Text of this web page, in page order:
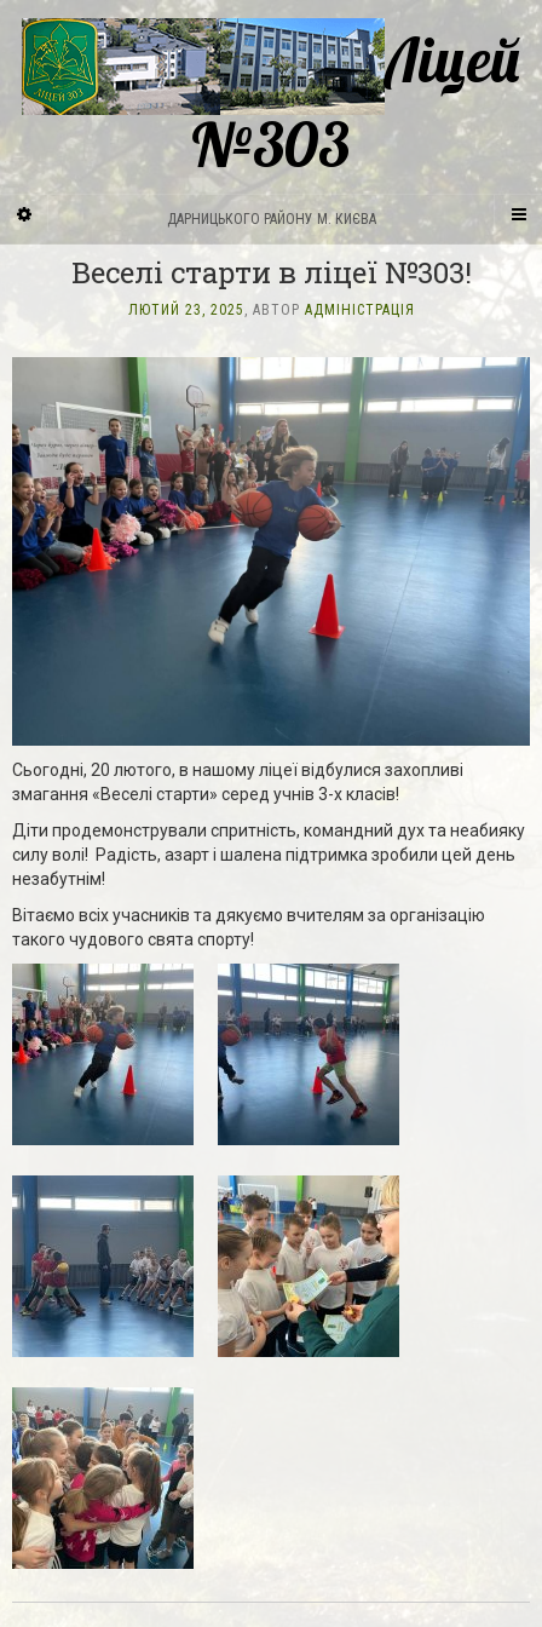
Ліцей
№303
ДАРНИЦЬКОГО РАЙОНУ М. КИЄВА
Веселі старти в ліцеї №303!
ЛЮТИЙ 23, 2025 , АВТОР АДМІНІСТРАЦІЯ
Сьогодні, 20 лютого, в нашому ліцеї відбулися захопливі
змагання «Веселі старти» серед учнів 3-х класів!
Діти продемонстрували спритність, командний дух та неабияку
силу волі! Радість, азарт і шалена підтримка зробили цей день
незабутнім!
Вітаємо всіх учасників та дякуємо вчителям за організацію
такого чудового свята спорту!